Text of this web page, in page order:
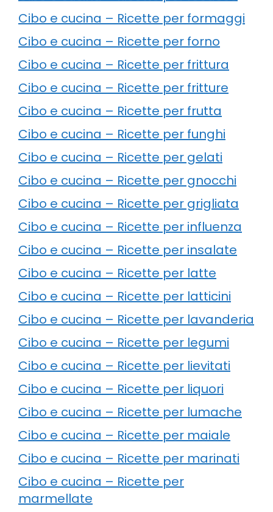
Cibo e cucina – Ricette per formaggi
Cibo e cucina – Ricette per forno
Cibo e cucina – Ricette per frittura
Cibo e cucina – Ricette per fritture
Cibo e cucina – Ricette per frutta
Cibo e cucina – Ricette per funghi
Cibo e cucina – Ricette per gelati
Cibo e cucina – Ricette per gnocchi
Cibo e cucina – Ricette per grigliata
Cibo e cucina – Ricette per influenza
Cibo e cucina – Ricette per insalate
Cibo e cucina – Ricette per latte
Cibo e cucina – Ricette per latticini
Cibo e cucina – Ricette per lavanderia
Cibo e cucina – Ricette per legumi
Cibo e cucina – Ricette per lievitati
Cibo e cucina – Ricette per liquori
Cibo e cucina – Ricette per lumache
Cibo e cucina – Ricette per maiale
Cibo e cucina – Ricette per marinati
Cibo e cucina – Ricette per
marmellate